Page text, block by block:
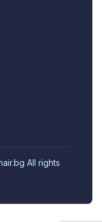
All rights